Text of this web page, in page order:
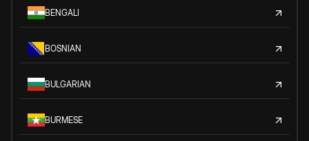
BENGALI
BOSNIAN
BULGARIAN
BURMESE